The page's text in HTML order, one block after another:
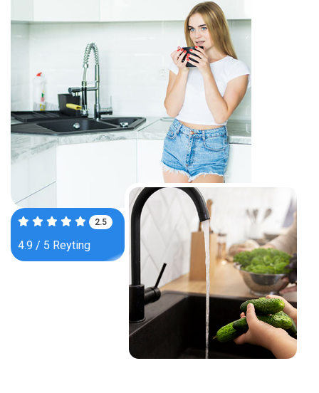
3.9
4.9 / 5 Reyting